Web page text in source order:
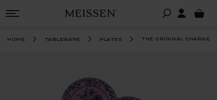
home tableware plates the original charger